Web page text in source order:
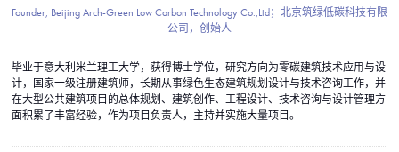
Founder, Beijing Arch-Green Low Carbon Technology Co.,Ltd；北京筑绿低碳科技有限
公司，创始人
毕业于意大利米兰理工大学，获得博士学位，研究方向为零碳建筑技术应用与设
计，国家一级注册建筑师，长期从事绿色生态建筑规划设计与技术咨询工作，并
在大型公共建筑项目的总体规划、建筑创作、工程设计、技术咨询与设计管理方
面积累了丰富经验，作为项目负责人，主持并实施大量项目。